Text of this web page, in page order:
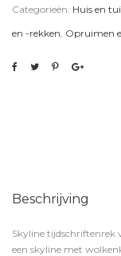
Categorieën: Huis en
en -rekken, Opruimen
Beschrijving
Skyline tijdschriftenrek
een skyline met